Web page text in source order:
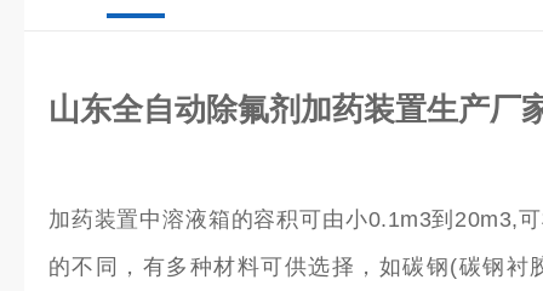
山东全自动除氟剂加药装置生产厂
加药装置中溶液箱的容积可由小0.1m3到20m3,
的不同，有多种材料可供选择，如碳钢(碳钢衬